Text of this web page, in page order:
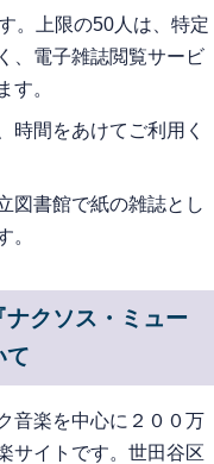
。上限の50人は、特定
、電子雑誌閲覧サービ
す。
時間をあけてご利用く
図書館で紙の雑誌とし
。
クソス・ミュー
て
音楽を中心に２００万
サイトです。世田谷区